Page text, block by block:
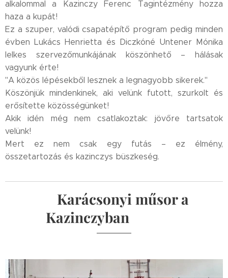
alkalommal a Kazinczy Ferenc Tagintézmény hozza
haza a kupát! 💙💪
Ez a szuper, valódi csapatépítő program pedig minden
évben Lukács Henrietta és Diczkóné Untener Mónika
lelkes szervezőmunkájának köszönhető – hálásak
vagyunk érte! 🙏👏
"A közös lépésekből lesznek a legnagyobb sikerek."
Köszönjük mindenkinek, aki velünk futott, szurkolt és
erősítette közösségünket! 🙌
Akik idén még nem csatlakoztak: jövőre tartsatok
velünk!
Mert ez nem csak egy futás – ez élmény,
összetartozás és kazinczys büszkeség. ✨
💙Karácsonyi műsor a
Kazinczyban💙🎄✨